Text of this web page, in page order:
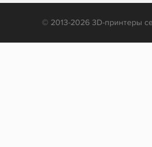
© 2013-2026 3D-принтеры